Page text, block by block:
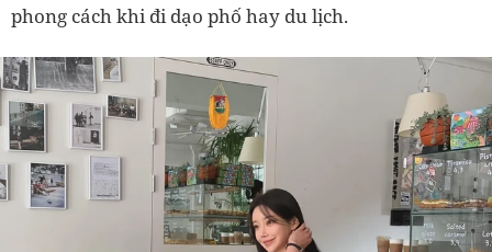
phong cách khi đi dạo phố hay du lịch.